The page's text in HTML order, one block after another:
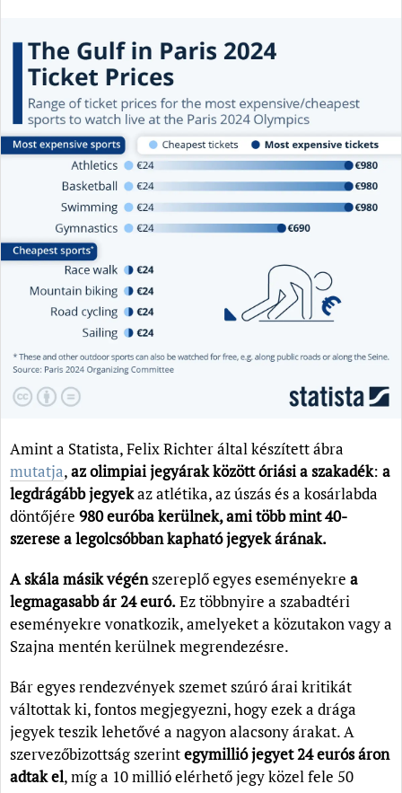
Amint a Statista, Felix Richter által készített ábra
mutatja,az olimpiai jegyárak között óriási a szakadék: a
legdrágább jegyekaz atlétika, az úszás és a kosárlabda
döntőjére 980 euróba kerülnek, ami több mint 40-
szerese a legolcsóbban kapható jegyek árának.
A skála másik végénszereplő egyes eseményekre a
legmagasabb ár 24 euró.Ez többnyire a szabadtéri
eseményekre vonatkozik, amelyeket a közutakon vagy a
Szajna mentén kerülnek megrendezésre.
Bár egyes rendezvények szemet szúró árai kritikát
váltottak ki, fontos megjegyezni, hogy ezek a drága
jegyek teszik lehetővé a nagyon alacsony árakat. A
szervezőbizottság szerintegymillió jegyet 24 eurós áron
adtak el, míg a 10 millió elérhető jegy közel fele 50